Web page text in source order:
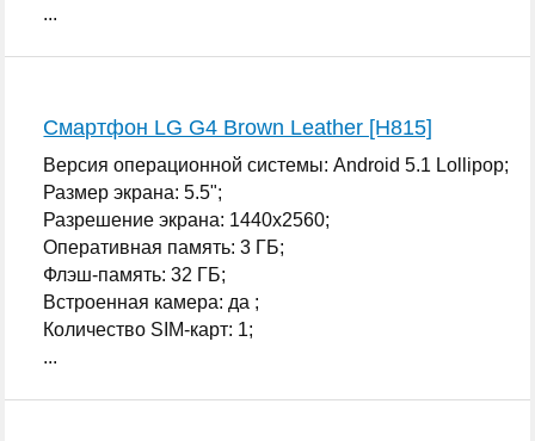
...
Смартфон LG G4 Brown Leather [H815]
Версия операционной системы: Android 5.1 Lollipop;
Размер экрана: 5.5";
Разрешение экрана: 1440x2560;
Оперативная память: 3 ГБ;
Флэш-память: 32 ГБ;
Встроенная камера: да ;
Количество SIM-карт: 1;
...